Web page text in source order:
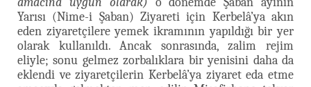
Yarısı (Nime-i Şaban) Ziyareti için Kerbelâ’ya akın
eden ziyaretçilere yemek ikramının yapıldığı bir yer
olarak kullanıldı. Ancak sonrasında, zalim rejim
eliyle; sonu gelmez zorbalıklara bir yenisini daha da
eklendi ve ziyaretçilerin Kerbelâ’ya ziyaret eda etme